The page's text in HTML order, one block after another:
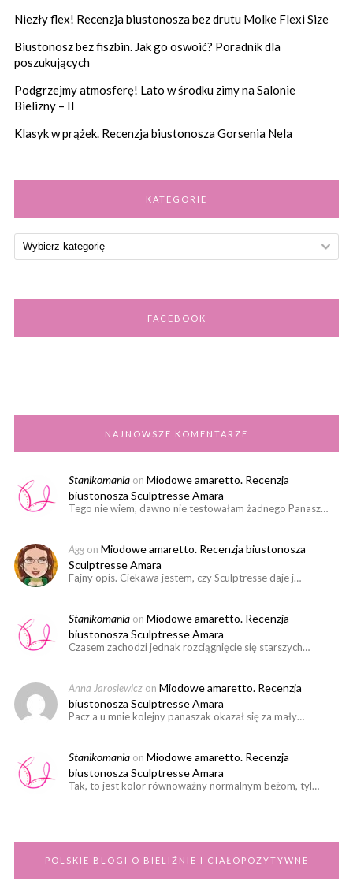
Niezły flex! Recenzja biustonosza bez drutu Molke Flexi Size
Biustonosz bez fiszbin. Jak go oswoić? Poradnik dla
poszukujących
Podgrzejmy atmosferę! Lato w środku zimy na Salonie
Bielizny – II
Klasyk w prążek. Recenzja biustonosza Gorsenia Nela
KATEGORIE
FACEBOOK
NAJNOWSZE KOMENTARZE
Stanikomania on Miodowe amaretto. Recenzja
biustonosza Sculptresse Amara
Tego nie wiem, dawno nie testowałam żadnego Panasz…
Agg on Miodowe amaretto. Recenzja biustonosza
Sculptresse Amara
Fajny opis. Ciekawa jestem, czy Sculptresse daje j…
Stanikomania on Miodowe amaretto. Recenzja
biustonosza Sculptresse Amara
Czasem zachodzi jednak rozciągnięcie się starszych…
Anna Jarosiewicz on Miodowe amaretto. Recenzja
biustonosza Sculptresse Amara
Pacz a u mnie kolejny panaszak okazał się za mały…
Stanikomania on Miodowe amaretto. Recenzja
biustonosza Sculptresse Amara
Tak, to jest kolor równoważny normalnym beżom, tyl…
POLSKIE BLOGI O BIELIŹNIE I CIAŁOPOZYTYWNE